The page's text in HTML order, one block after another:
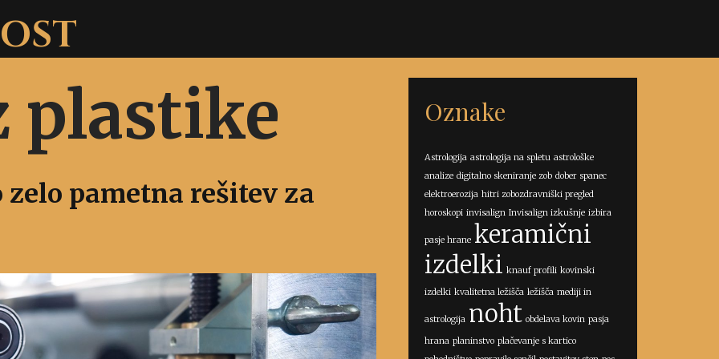
plastike
pametna rešitev za
Oznake
Astrologija astrologija na spletu astrološke
analize digitalno skeniranje zob dober spanec
elektroerozija hitri zobozdravniški pregled
horoskopi invisalign Invisalign izkušnje izbira
pasje hrane keramični
izdelki knauf profili kovinski
izdelki kvalitetna ležišča ležišča mediji in
astrologija noht obdelava kovin pasja
hrana planinstvo plačevanje s kartico